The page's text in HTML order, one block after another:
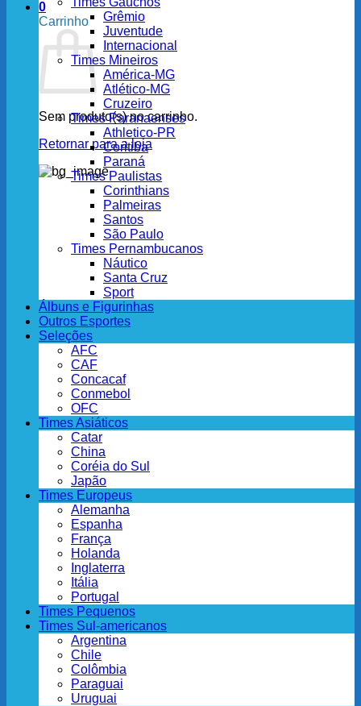
0
Carrinho
Sem produto(s) no carrinho.
Retornar para a loja
Grêmio
Juventude
Internacional
Times Mineiros
América-MG
Atlético-MG
Cruzeiro
Times Paranaenses
Athletico-PR
Coritiba
Paraná
Times Paulistas
Corinthians
Palmeiras
Santos
São Paulo
Times Pernambucanos
Náutico
Santa Cruz
Sport
Álbuns e Figurinhas
Outros Esportes
Seleções
AFC
CAF
Concacaf
Conmebol
OFC
Times Asiáticos
Catar
China
Coréia do Sul
Japão
Times Europeus
Alemanha
Espanha
França
Holanda
Inglaterra
Itália
Portugal
Times Pequenos
Times Sul-americanos
Argentina
Chile
Colômbia
Paraguai
Uruguai